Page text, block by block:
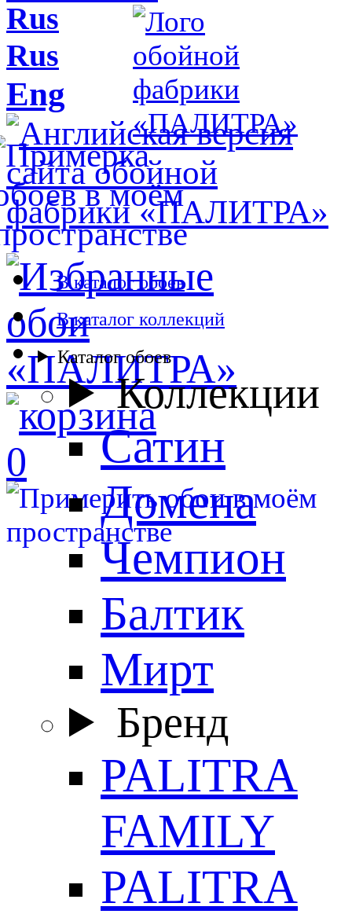
0
Rus
Rus
Eng
В каталог обоев
В каталог коллекций
Каталог обоев
Коллекции
Сатин
Домена
Чемпион
Балтик
Мирт
Бренд
PALITRA
FAMILY
PALITRA